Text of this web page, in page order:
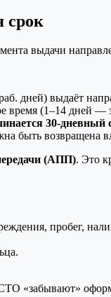
срок
выдачи
дней) выдаёт
время (1–14 дней —
30-дневный
быть возвращена
(АПП). Это
пробег,
«забывают»